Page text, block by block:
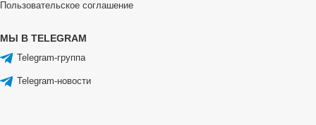
Пользовательское соглашение
МЫ В TELEGRAM
Telegram-группа
Telegram-новости